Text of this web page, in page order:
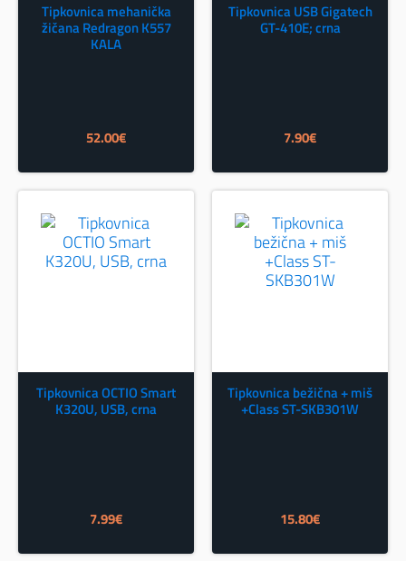
Tipkovnica mehanička
žičana Redragon K557
KALA
52.00€
Tipkovnica USB Gigatech
GT-410E; crna
7.90€
Tipkovnica OCTIO Smart
K320U, USB, crna
7.99€
Tipkovnica bežična + miš
+Class ST-SKB301W
15.80€